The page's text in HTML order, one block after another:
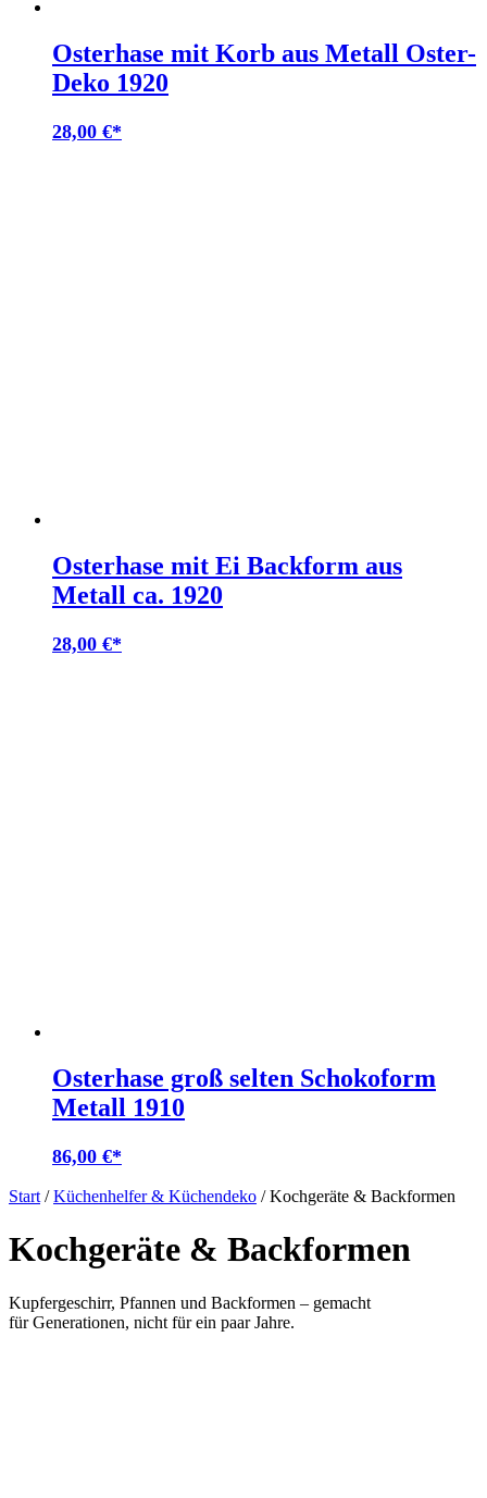
Osterhase mit Korb aus Metall Oster-
Deko 1920
28,00 €
Osterhase mit Ei Backform aus
Metall ca. 1920
28,00 €
Osterhase groß selten Schokoform
Metall 1910
86,00 €
Start /Küchenhelfer & Küchendeko / Kochgeräte & Backformen
Kochgeräte & Backformen
Kupfergeschirr, Pfannen und Backformen – gemacht
für Generationen, nicht für ein paar Jahre.